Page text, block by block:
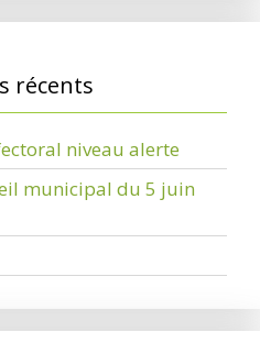
récents
niveau alerte
municipal du 5 juin